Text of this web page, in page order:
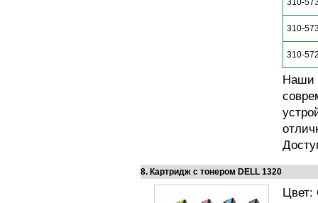
310-
310-
310-
Наши
8. Картридж с тонером DELL 1320
Цвет: